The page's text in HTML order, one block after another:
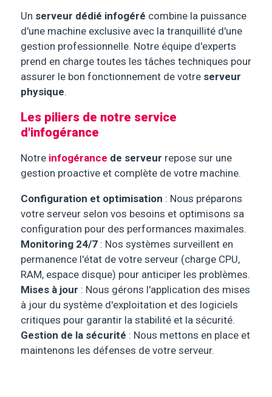
Un serveur dédié infogéré combine la puissance
d'une machine exclusive avec la tranquillité d'une
gestion professionnelle. Notre équipe d'experts
prend en charge toutes les tâches techniques pour
assurer le bon fonctionnement de votre serveur
physique.
Les piliers de notre service
d'infogérance
Notre infogérance de serveur repose sur une
gestion proactive et complète de votre machine.
Configuration et optimisation : Nous préparons
votre serveur selon vos besoins et optimisons sa
configuration pour des performances maximales.
Monitoring 24/7 : Nos systèmes surveillent en
permanence l'état de votre serveur (charge CPU,
RAM, espace disque) pour anticiper les problèmes.
Mises à jour : Nous gérons l'application des mises
à jour du système d'exploitation et des logiciels
critiques pour garantir la stabilité et la sécurité.
Gestion de la sécurité : Nous mettons en place et
maintenons les défenses de votre serveur.